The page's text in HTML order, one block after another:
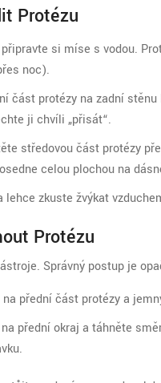
Protézu
si míse s vodou.
noc).
část protézy na zadní
ji chvíli „přisát“.
středovou část protézy
celou plochou na
lehce zkuste žvýkat
Protézu
Správný postup je
přední část protézy a
přední okraj a táhněte